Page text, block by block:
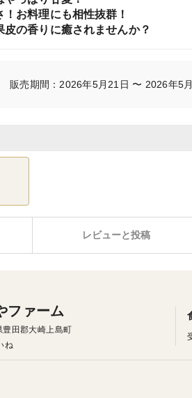
お料理にも相性抜群！
の香りに癒されませんか？
販売期間：2026年5月21日 〜 2026年5
レビューと投稿
ファーム
豊田郡大崎上島町
ね